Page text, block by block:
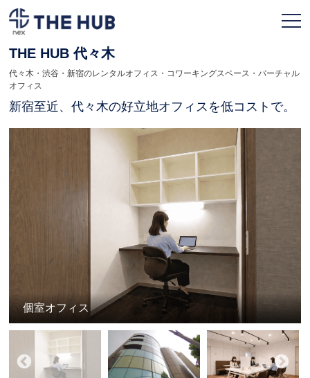
TOPページ
利用プラン
拠点一覧
契約フロー
よくある質問
人気のオフィス
THE HUB 代々木
代々木・渋谷・新宿のレンタルオフィス・コワーキングスペース・バーチャル
オフィス
新宿至近、代々木の好立地オフィスを低コストで。
個室オフィス